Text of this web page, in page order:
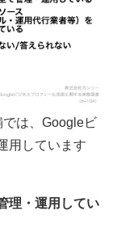
は、Googleビ
用しています
理・運用してい